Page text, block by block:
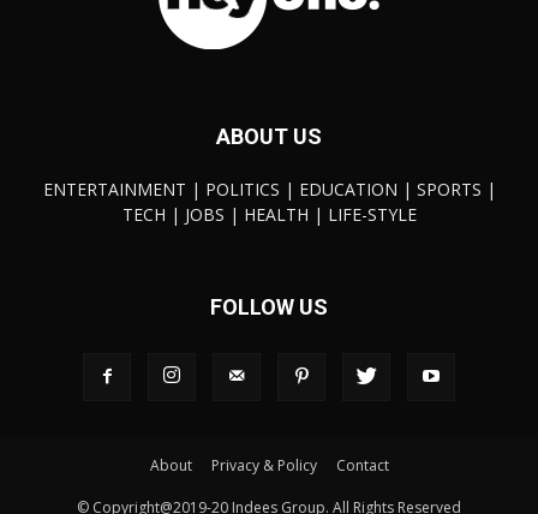
ABOUT US
ENTERTAINMENT | POLITICS | EDUCATION | SPORTS |
TECH | JOBS | HEALTH | LIFE-STYLE
FOLLOW US
About Privacy & Policy Contact
© Copyright@2019-20 Indees Group. All Rights Reserved